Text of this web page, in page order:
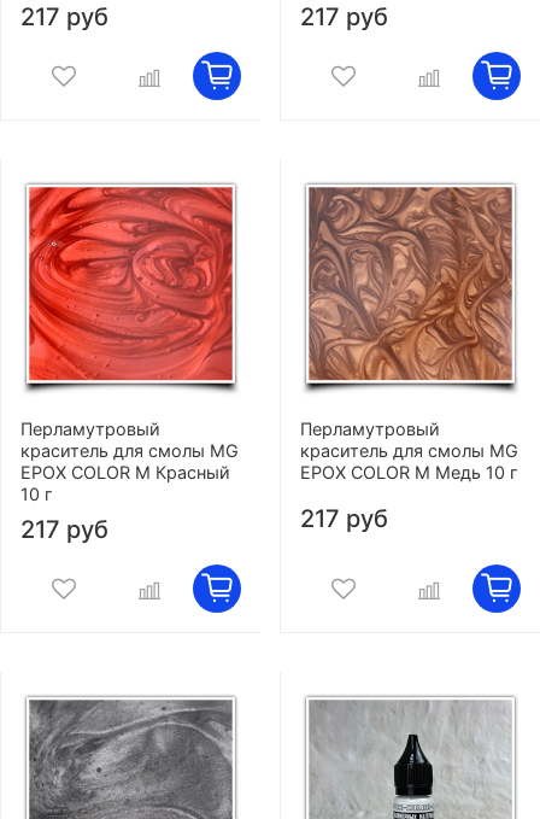
217 руб 217 руб
Перламутровый
краситель для смолы MG
EPOX COLOR M Красный
10 г
217 руб
Перламутровый
краситель для смолы MG
EPOX COLOR M Медь 10 г
217 руб